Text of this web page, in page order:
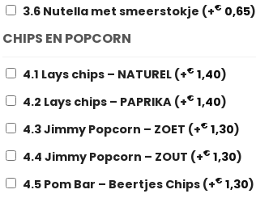
3.6 Nutella met smeerstokje (+€ 0,65)
CHIPS EN POPCORN
4.1 Lays chips – NATUREL (+€ 1,40)
4.2 Lays chips – PAPRIKA (+€ 1,40)
4.3 Jimmy Popcorn – ZOET (+€ 1,30)
4.4 Jimmy Popcorn – ZOUT (+€ 1,30)
4.5 Pom Bar – Beertjes Chips (+€ 1,30)